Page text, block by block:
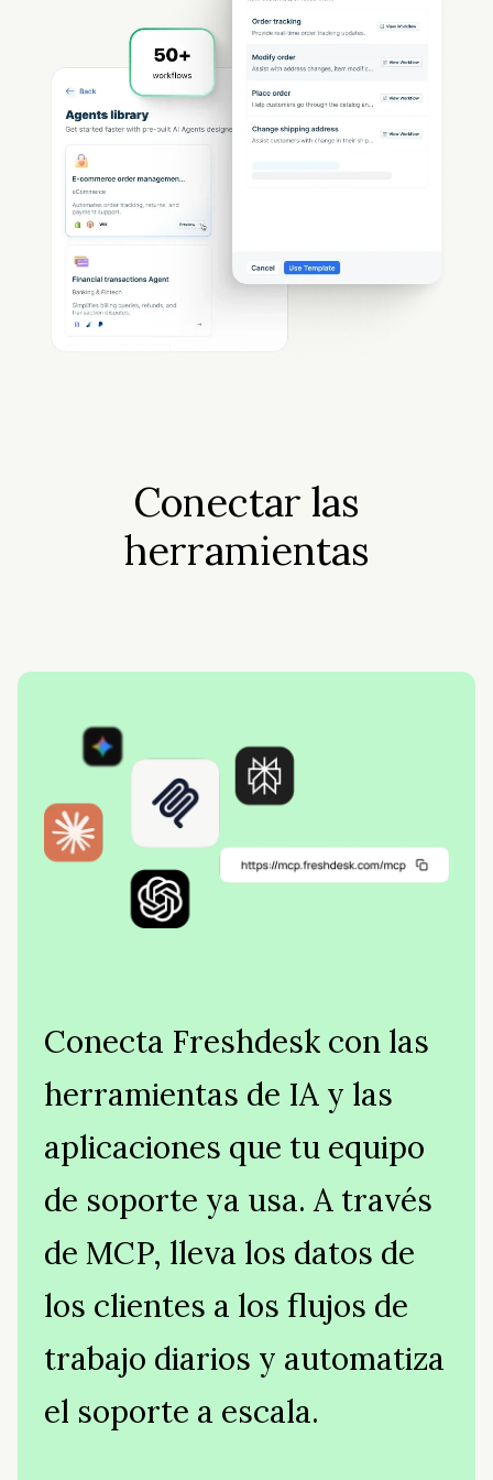
Conectar las
herramientas
Conecta Freshdesk con las
herramientas de IA y las
aplicaciones que tu equipo
de soporte ya usa. A través
de MCP, lleva los datos de
los clientes a los flujos de
trabajo diarios y automatiza
el soporte a escala.